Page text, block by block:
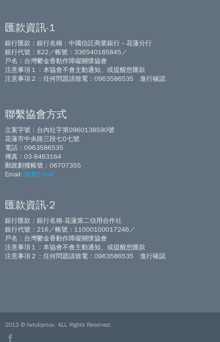
匯款資訊-1
銀行匯款：銀行名稱：中國信託商業銀行－花蓮分行
銀行代號：822／帳號：336540185845／
戶名：台灣鬱金香動作障礙關懷協會
注意事項１：本協會不會主動通知、或提醒您匯款
注意事項２：任何問題請致電：0963586535 進行確認
聯繫協會方式
立案字號：台內社字第0960138590號
花蓮市中央路三段七O七號
電話：0963586535
傳真：03-8463164
郵政劃撥帳號：06707355
Email: 協會E-mail
匯款資訊-2
銀行匯款：銀行名稱-花蓮第二信用合作社
銀行代號：216／帳號：11000100017246／
戶名：台灣鬱金香動作障礙關懷協會
注意事項１：本協會不會主動通知、或提醒您匯款
注意事項２：任何問題請致電：0963586535 進行確認
2013 © twtulipmov. ALL Rights Reserved.